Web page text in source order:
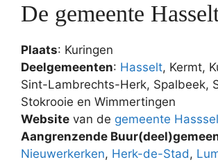
De gemeente
Plaats: Kuringen
Deelgemeenten: Hasselt, Kermt,
Sint-Lambrechts-Herk, Spalbeek,
Stokrooie en Wimmertingen
Website van de gemeente
Aangrenzende
Nieuwerkerken, Herk-de-Stad,